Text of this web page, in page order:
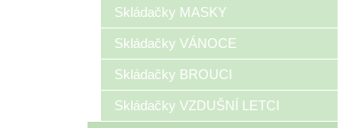
Skládačky MASKY
Skládačky VÁNOCE
Skládačky BROUCI
Skládačky VZDUŠNÍ LETCI